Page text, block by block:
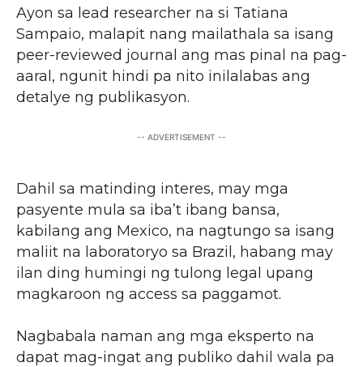
Ayon sa lead researcher na si Tatiana
Sampaio, malapit nang mailathala sa isang
peer-reviewed journal ang mas pinal na pag-
aaral, ngunit hindi pa nito inilalabas ang
detalye ng publikasyon.
-- ADVERTISEMENT --
Dahil sa matinding interes, may mga
pasyente mula sa iba’t ibang bansa,
kabilang ang Mexico, na nagtungo sa isang
maliit na laboratoryo sa Brazil, habang may
ilan ding humingi ng tulong legal upang
magkaroon ng access sa paggamot.
Nagbabala naman ang mga eksperto na
dapat mag-ingat ang publiko dahil wala pa